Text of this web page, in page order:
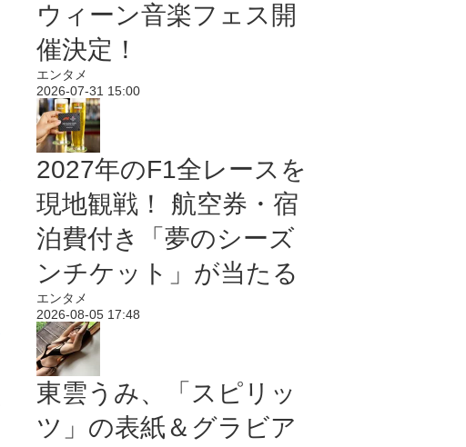
ウィーン音楽フェス開
催決定！
エンタメ
2026-07-31 15:00
2027年のF1全レースを
現地観戦！ 航空券・宿
泊費付き「夢のシーズ
ンチケット」が当たる
エンタメ
2026-08-05 17:48
東雲うみ、「スピリッ
ツ」の表紙＆グラビア